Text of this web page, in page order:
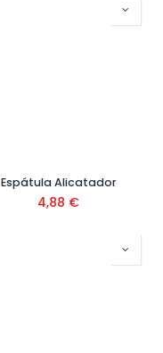
Espátula Alicatador
4,88 €